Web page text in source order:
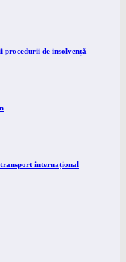
procedurii de insolvență
internațional